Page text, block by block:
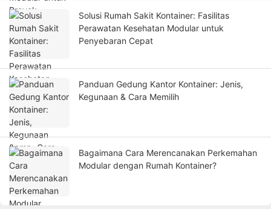
Solusi Rumah Sakit Kontainer: Fasilitas
Perawatan Kesehatan Modular untuk
Penyebaran Cepat
Panduan Gedung Kantor Kontainer: Jenis,
Kegunaan & Cara Memilih
Bagaimana Cara Merencanakan Perkemahan
Modular dengan Rumah Kontainer?